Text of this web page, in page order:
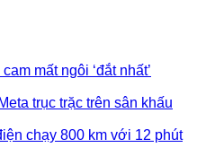
mất ngôi ‘đắt nhất’
trục trặc trên sân khấu
chạy 800 km với 12 phút